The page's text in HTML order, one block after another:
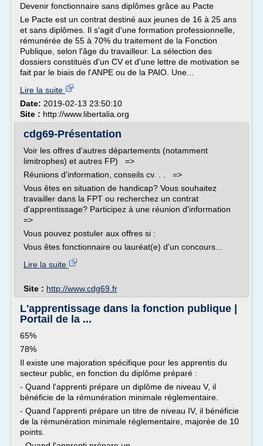
Devenir fonctionnaire sans diplômes grâce au Pacte
Le Pacte est un contrat destiné aux jeunes de 16 à 25 ans
et sans diplômes. Il s'agit d'une formation professionnelle,
rémunérée de 55 à 70% du traitement de la Fonction
Publique, selon l'âge du travailleur. La sélection des
dossiers constitués d'un CV et d'une lettre de motivation se
fait par le biais de l'ANPE ou de la PAIO. Une...
Lire la suite
Date: 2019-02-13 23:50:10
Site : http://www.libertalia.org
cdg69-Présentation
Voir les offres d'autres départements (notamment
limitrophes) et autres FP) =>
Réunions d'information, conseils cv. . . =>
Vous êtes en situation de handicap? Vous souhaitez
travailler dans la FPT ou recherchez un contrat
d'apprentissage? Participez à une réunion d'information
=>
Vous pouvez postuler aux offres si :
Vous êtes fonctionnaire ou lauréat(e) d'un concours...
Lire la suite
Site : http://www.cdg69.fr
L'apprentissage dans la fonction publique |
Portail de la ...
65%
78%
Il existe une majoration spécifique pour les apprentis du
secteur public, en fonction du diplôme préparé :
- Quand l'apprenti prépare un diplôme de niveau V, il
bénéficie de la rémunération minimale réglementaire.
- Quand l'apprenti prépare un titre de niveau IV, il bénéficie
de la rémunération minimale réglementaire, majorée de 10
points.